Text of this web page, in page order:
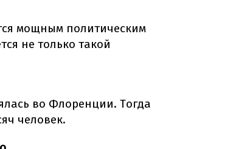
мощным политическим
не только такой
во Флоренции. Тогда
человек.